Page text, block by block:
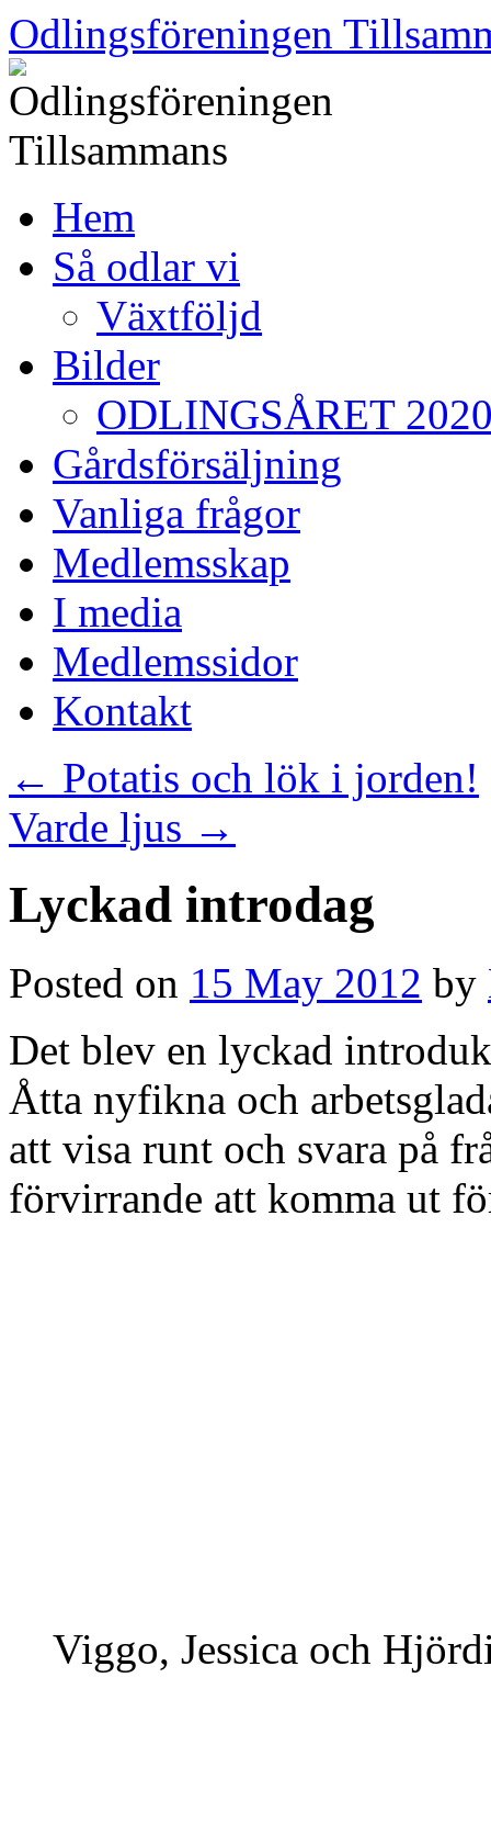
Skip
to
content
Odlingsföreningen
Hem
Så odlar vi
Växtföljd
Bilder
ODLINGSÅRET
Gårdsförsäljning
Vanliga frågor
Medlemsskap
I media
Medlemssidor
Kontakt
← Potatis och lök i jorden!
Varde ljus →
Lyckad introdag
Posted on 15 May 2012 by
Det blev en lyckad
Åtta nyfikna och
att visa runt och svara på
förvirrande att komma ut
Viggo, Jessica och